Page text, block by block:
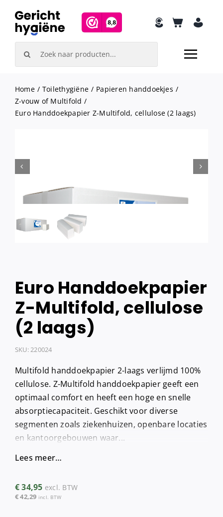
content
Home Toilethygiëne
Papieren handdoekjes
Z-vouw of Multifold
Euro Handdoekpapier Z-Multifold, cellulose (2 laags)
Euro Handdoekpapier
Z-Multifold, cellulose
(2 laags)
SKU:220024
Multifold handdoekpapier 2-laags verlijmd 100%
cellulose. Z-Multifold handdoekpapier geeft een
optimaal comfort en heeft een hoge en snelle
absorptiecapaciteit. Geschikt voor diverse
segmenten zoals ziekenhuizen, openbare locaties
en kantoorgebouwen waar...
Lees meer…
€34,95 excl. BTW
€42,29 incl. BTW